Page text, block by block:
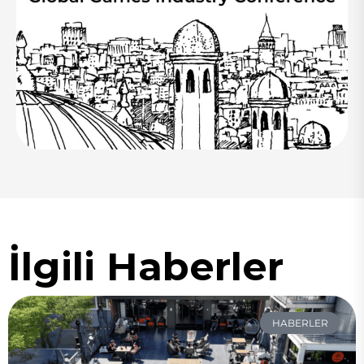
İlgili Haberler
HABERLER